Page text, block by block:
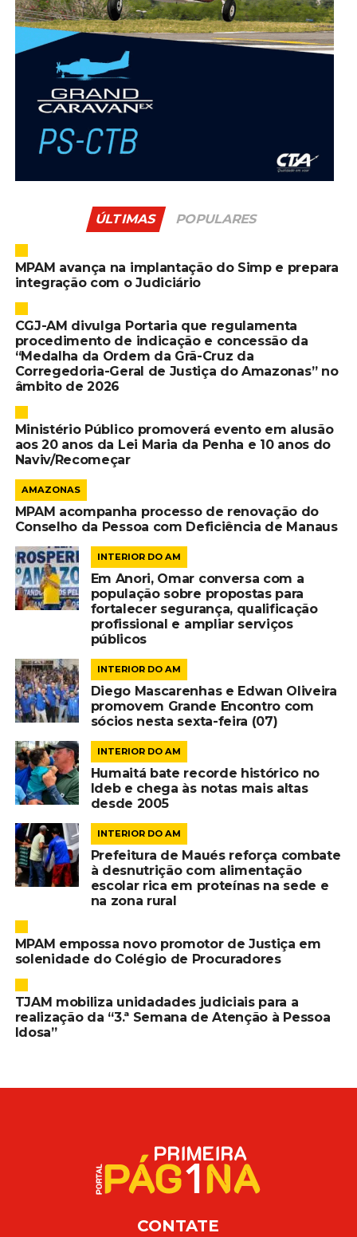
ÚLTIMAS POPULARES
MPAM avança na implantação do Simp e prepara
integração com o Judiciário
CGJ-AM divulga Portaria que regulamenta
procedimento de indicação e concessão da
“Medalha da Ordem da Grã-Cruz da
Corregedoria-Geral de Justiça do Amazonas” no
âmbito de 2026
Ministério Público promoverá evento em alusão
aos 20 anos da Lei Maria da Penha e 10 anos do
Naviv/Recomeçar
AMAZONAS
MPAM acompanha processo de renovação do
Conselho da Pessoa com Deficiência de Manaus
INTERIOR DO AM
Em Anori, Omar conversa com a
população sobre propostas para
fortalecer segurança, qualificação
profissional e ampliar serviços
públicos
INTERIOR DO AM
Diego Mascarenhas e Edwan Oliveira
promovem Grande Encontro com
sócios nesta sexta-feira (07)
INTERIOR DO AM
Humaitá bate recorde histórico no
Ideb e chega às notas mais altas
desde 2005
INTERIOR DO AM
Prefeitura de Maués reforça combate
à desnutrição com alimentação
escolar rica em proteínas na sede e
na zona rural
MPAM empossa novo promotor de Justiça em
solenidade do Colégio de Procuradores
TJAM mobiliza unidadades judiciais para a
realização da “3.ª Semana de Atenção à Pessoa
Idosa”
CONTATE